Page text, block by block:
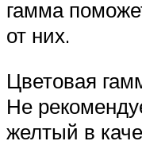
гамма
от них.
Цветовая
Не
желтый в